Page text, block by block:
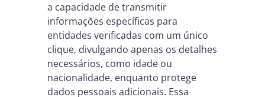
a capacidade de transmitir
informações específicas para
entidades verificadas com um único
clique, divulgando apenas os detalhes
necessários, como idade ou
nacionalidade, enquanto protege
dados pessoais adicionais. Essa